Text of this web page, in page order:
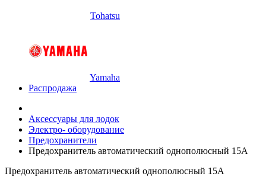
Tohatsu
Yamaha
Распродажа
Аксессуары для лодок
Электро- оборудование
Предохранители
Предохранитель автоматический однополюсный 15А
Предохранитель автоматический однополюсный 15А